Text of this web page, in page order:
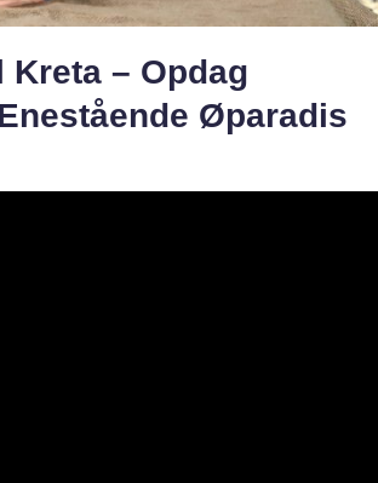
– Opdag
Øparadis